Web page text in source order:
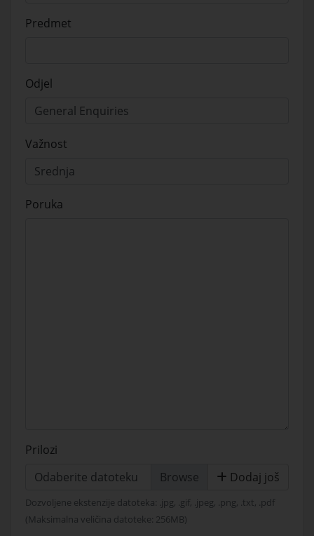
Predmet
Odjel
Važnost
Poruka
Prilozi
Odaberite datoteku
Dodaj još
Dozvoljene ekstenzije datoteka: .jpg, .gif, .jpeg, .png, .txt, .pdf
(Maksimalna veličina datoteke: 256MB)